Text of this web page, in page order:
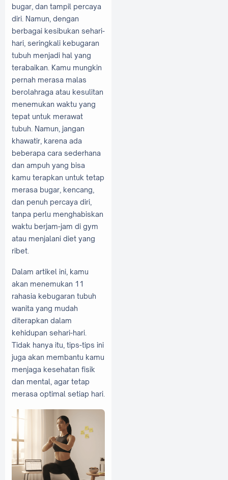
bugar, dan tampil percaya
diri. Namun, dengan
berbagai kesibukan sehari-
hari, seringkali kebugaran
tubuh menjadi hal yang
terabaikan. Kamu mungkin
pernah merasa malas
berolahraga atau kesulitan
menemukan waktu yang
tepat untuk merawat
tubuh. Namun, jangan
khawatir, karena ada
beberapa cara sederhana
dan ampuh yang bisa
kamu terapkan untuk tetap
merasa bugar, kencang,
dan penuh percaya diri,
tanpa perlu menghabiskan
waktu berjam-jam di gym
atau menjalani diet yang
ribet.
Dalam artikel ini, kamu
akan menemukan 11
rahasia kebugaran tubuh
wanita yang mudah
diterapkan dalam
kehidupan sehari-hari.
Tidak hanya itu, tips-tips ini
juga akan membantu kamu
menjaga kesehatan fisik
dan mental, agar tetap
merasa optimal setiap hari.